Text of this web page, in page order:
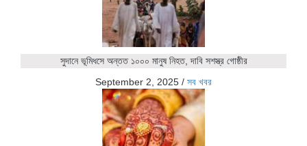
সুদানে ভূমিধসে অন্তত ১০০০ মানুষ নিহত, দাবি সশস্ত্র গোষ্ঠীর
September 2, 2025 / সব খবর